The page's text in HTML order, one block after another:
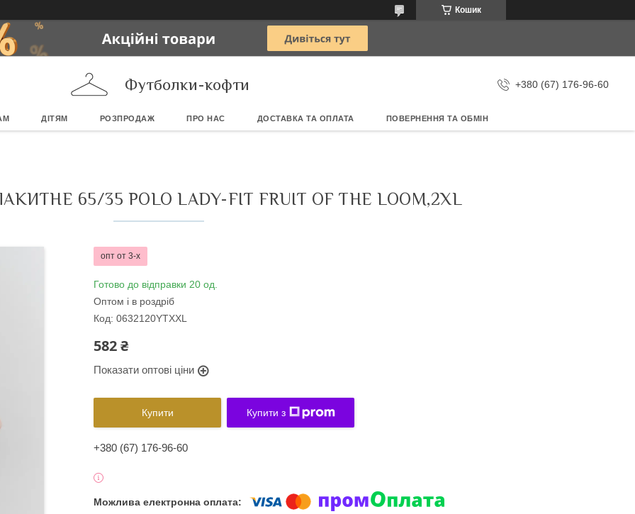
Кошик
Футболки-кофти +380 (67) 176-96-60
ДІТЯМ РОЗПРОДАЖ ПРО НАС ДОСТАВКА ТА ОПЛАТА ПОВЕРНЕННЯ ТА ОБМІН
65/35 POLO LADY-FIT FRUIT OF THE LOOM,2XL
опт от 3-х
Готово до відправки 20 од.
Оптом і в роздріб
Код: 0632120YTXXL
582 ₴
Показати оптові ціни
Купити Купити з
+380 (67) 176-96-60